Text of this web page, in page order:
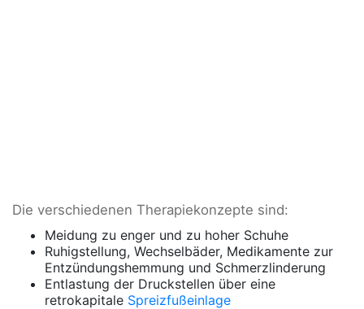
Die verschiedenen Therapiekonzepte sind:
Meidung zu enger und zu hoher Schuhe
Ruhigstellung, Wechselbäder, Medikamente zur
Entzündungshemmung und Schmerzlinderung
Entlastung der Druckstellen über eine
retrokapitale Spreizfußeinlage